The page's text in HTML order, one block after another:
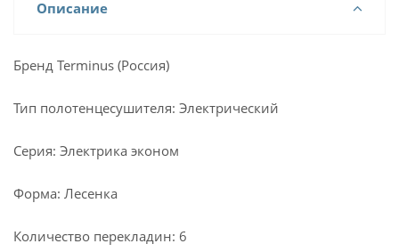
Описание
Бренд Terminus (Россия)
Тип полотенцесушителя: Электрический
Серия: Электрика эконом
Форма: Лесенка
Количество перекладин: 6